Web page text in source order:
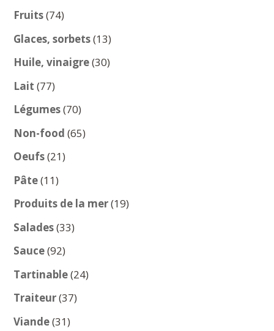
Fruits 7474
produits
Glaces, sorbets 1313
produits
Huile, vinaigre 3030
Lait 7777
produits
Légumes 7070
produits
Non-food 6565
Oeufs 2121
Pâte 1111
produits
Produits de la mer 1919
Salades 3333
Sauce 9292
produits
Tartinable 2424
Traiteur 3737
Viande 3131